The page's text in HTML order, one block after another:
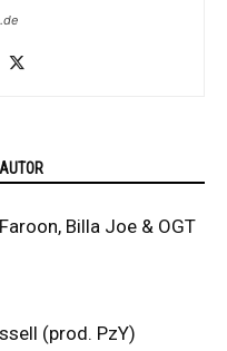
Billa Joe & OGT
(prod. PzY)